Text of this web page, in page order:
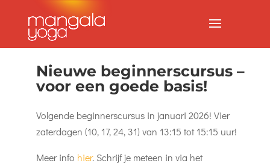
Nieuwe beginnerscursus –
voor een goede basis!
Volgende beginnerscursus in januari 2026! Vier
zaterdagen (10, 17, 24, 31) van 13:15 tot 15:15 uur!
Meer info hier. Schrijf je meteen in via het